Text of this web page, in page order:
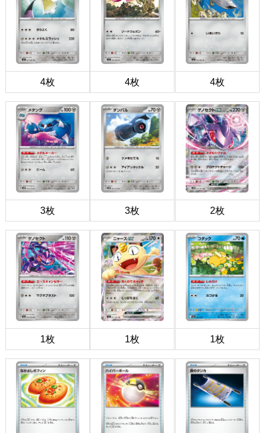
4枚 4枚 4枚
3枚 3枚 2枚
1枚 1枚 1枚